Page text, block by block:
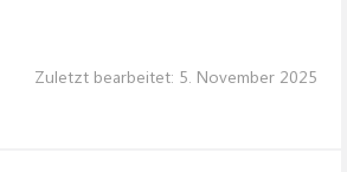
Zuletzt bearbeitet: 5. November 2025